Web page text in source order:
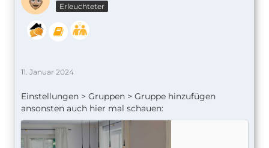
Erleuchteter
11. Januar 2024
Einstellungen > Gruppen > Gruppe hinzufügen
ansonsten auch hier mal schauen: